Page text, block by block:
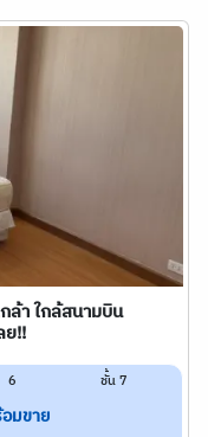
ล้า ใกล้สนามบิน
ย!!
6 ชั้น 7
มขาย